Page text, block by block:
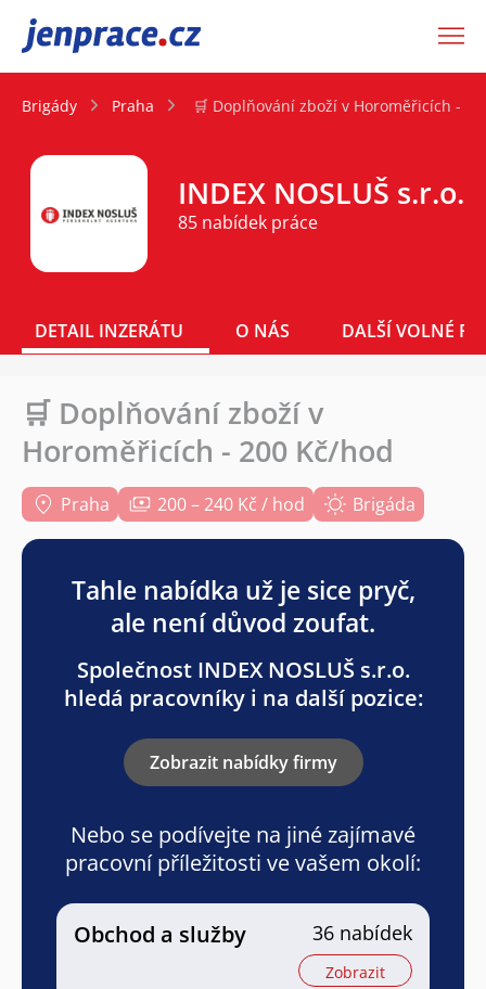
JenPráce.cz
Brigády Praha 🛒 Doplňování zboží v Horoměřicích -
INDEX NOSLUŠ s.r.o.
85 nabídek práce
DETAIL INZERÁTU O NÁS DALŠÍ VOLNÉ
🛒 Doplňování zboží v
Horoměřicích - 200 Kč/hod
Praha 200 – 240 Kč / hod Brigáda
Tahle nabídka už je sice pryč,
ale není důvod zoufat.
Společnost INDEX NOSLUŠ s.r.o.
hledá pracovníky i na další pozice:
Zobrazit nabídky firmy
Nebo se podívejte na jiné zajímavé
pracovní příležitosti ve vašem okolí:
Obchod a služby 36 nabídek
Zobrazit